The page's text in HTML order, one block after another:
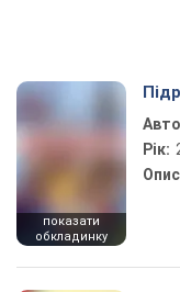
показати
обкладинку
Рік: